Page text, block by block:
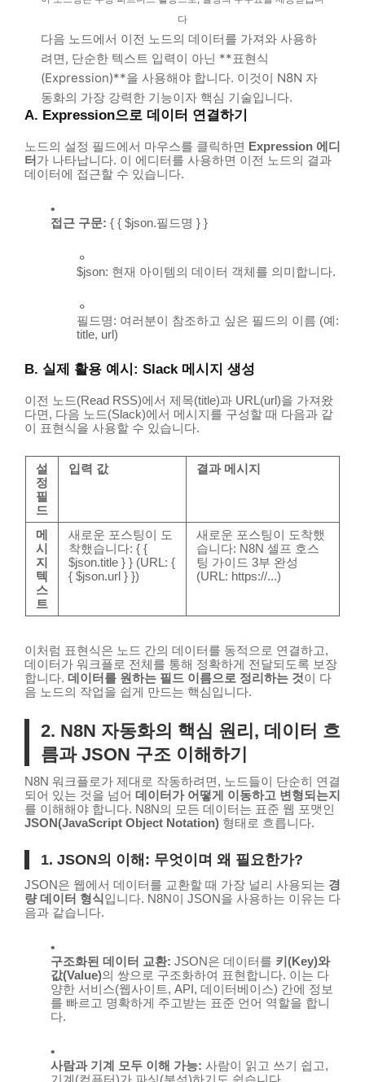
다
다음 노드에서 이전 노드의 데이터를 가져와 사용하
려면, 단순한 텍스트 입력이 아닌 **표현식
(Expression)**을 사용해야 합니다. 이것이 N8N 자
동화의 가장 강력한 기능이자 핵심 기술입니다.
A. Expression으로 데이터 연결하기
노드의 설정 필드에서 마우스를 클릭하면 Expression 에디
터 가 나타납니다. 이 에디터를 사용하면 이전 노드의 결과
데이터에 접근할 수 있습니다.
접근 구문: { { $json.필드명 } }
$json: 현재 아이템의 데이터 객체를 의미합니다.
필드명: 여러분이 참조하고 싶은 필드의 이름 (예:
title, url)
B. 실제 활용 예시: Slack 메시지 생성
이전 노드(Read RSS)에서 제목(title)과 URL(url)을 가져왔
다면, 다음 노드(Slack)에서 메시지를 구성할 때 다음과 같
이 표현식을 사용할 수 있습니다.
설
정
필
드
입력 값 결과 메시지
메
시
지
텍
스
트
새로운 포스팅이 도
착했습니다: { {
$json.title } } (URL: {
{ $json.url } })
새로운 포스팅이 도착했
습니다: N8N 셀프 호스
팅 가이드 3부 완성
(URL: https://...)
이처럼 표현식은 노드 간의 데이터를 동적으로 연결하고,
데이터가 워크플로 전체를 통해 정확하게 전달되도록 보장
합니다. 데이터를 원하는 필드 이름으로 정리하는 것이 다
음 노드의 작업을 쉽게 만드는 핵심입니다.
2. N8N 자동화의 핵심 원리, 데이터 흐
름과 JSON 구조 이해하기
N8N 워크플로가 제대로 작동하려면, 노드들이 단순히 연결
되어 있는 것을 넘어 데이터가 어떻게 이동하고 변형되는지
를 이해해야 합니다. N8N의 모든 데이터는 표준 웹 포맷인
JSON(JavaScript Object Notation) 형태로 흐릅니다.
1. JSON의 이해: 무엇이며 왜 필요한가?
JSON은 웹에서 데이터를 교환할 때 가장 널리 사용되는 경
량 데이터 형식입니다. N8N이 JSON을 사용하는 이유는 다
음과 같습니다.
구조화된 데이터 교환: JSON은 데이터를 키(Key)와
값(Value)의 쌍으로 구조화하여 표현합니다. 이는 다
양한 서비스(웹사이트, API, 데이터베이스) 간에 정보
를 빠르고 명확하게 주고받는 표준 언어 역할을 합니
다.
사람과 기계 모두 이해 가능: 사람이 읽고 쓰기 쉽고,
기계(컴퓨터)가 파싱(분석)하기도 쉽습니다.